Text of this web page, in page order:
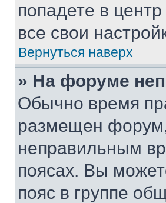
попадете в
все свои
Вернуться наверх
» На форуме
Обычно время
размещен форум,
неправильным
поясах. Вы
пояс в группе